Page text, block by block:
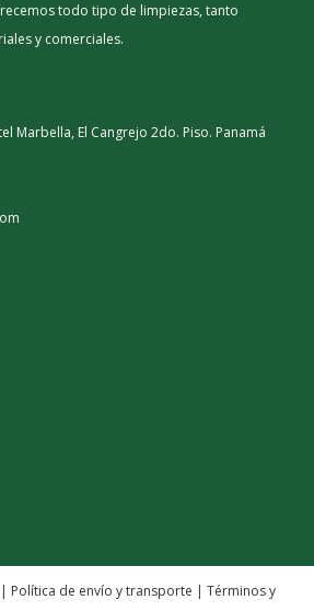
todo tipo de limpiezas, tanto
y comerciales.
Marbella, El Cangrejo 2do. Piso. Panamá
| Política de envío y transporte | Términos y